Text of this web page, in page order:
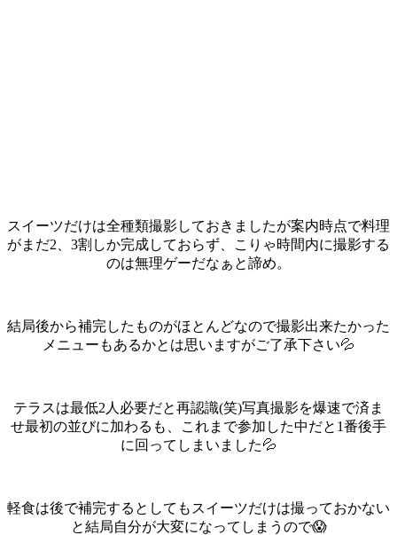
スイーツだけは全種類撮影しておきましたが案内時点で料理
がまだ2、3割しか完成しておらず、こりゃ時間内に撮影する
のは無理ゲーだなぁと諦め。
結局後から補完したものがほとんどなので撮影出来たかった
メニューもあるかとは思いますがご了承下さい💦
テラスは最低2人必要だと再認識(笑)写真撮影を爆速で済ま
せ最初の並びに加わるも、これまで参加した中だと1番後手
に回ってしまいました💦
軽食は後で補完するとしてもスイーツだけは撮っておかない
と結局自分が大変になってしまうので😱